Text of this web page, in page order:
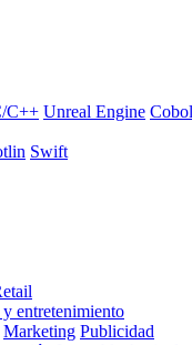
C++ Unreal Engine Cobol
Swift
entretenimiento
Marketing Publicidad